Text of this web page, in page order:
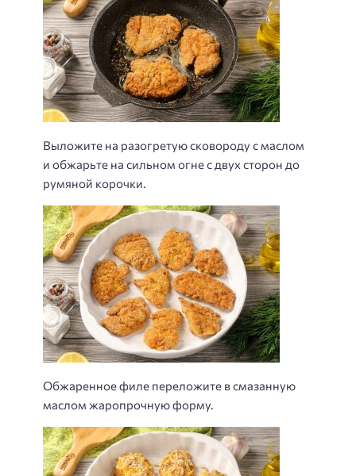
Выложите на разогретую сковороду с маслом
и обжарьте на сильном огне с двух сторон до
румяной корочки.
Обжаренное филе переложите в смазанную
маслом жаропрочную форму.